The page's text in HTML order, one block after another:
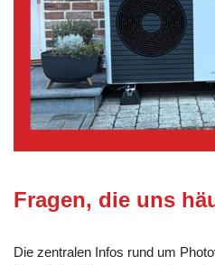
Fragen, die uns
Die zentralen Infos rund um